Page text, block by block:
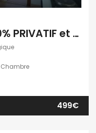
Joli studio rénové 100% PRIVATIF et meublé
Chambre
499€